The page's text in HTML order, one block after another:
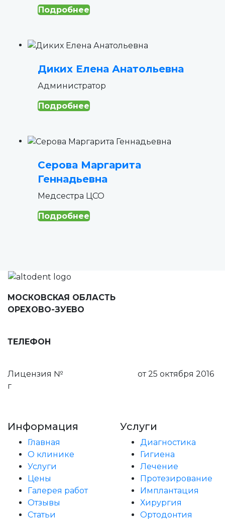
Подробнее
Диких Елена Анатольевна
Администратор
Подробнее
Серова Маргарита
Геннадьевна
Медсестра ЦСО
Подробнее
МОСКОВСКАЯ ОБЛАСТЬ
ОРЕХОВО-ЗУЕВО
ТЕЛЕФОН
Лицензия №
от 25 октября 2016
г
Информация
Главная
О клинике
Услуги
Цены
Галерея работ
Отзывы
Статьи
Услуги
Диагностика
Гигиена
Лечение
Протезирование
Имплантация
Хирургия
Ортодонтия